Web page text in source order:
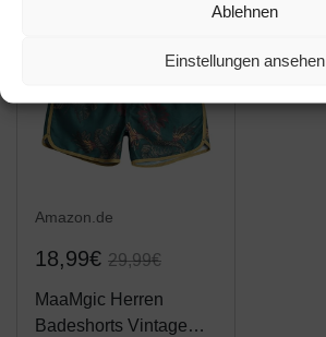
Ablehnen
Einstellungen ansehen
-36%
Amazon.de
18,99€ 29,99€
MaaMgic Herren
Badeshorts Vintage